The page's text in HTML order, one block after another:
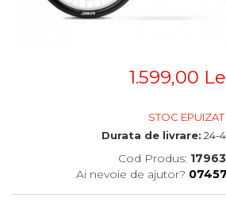
Camere
Frâne pe disc
Furci
Suporți și portbagaje auto
1.599,00
STOC EPUIZAT
Durata de livrare: 24-
Cod Produs: 17963
Ai nevoie de ajutor?